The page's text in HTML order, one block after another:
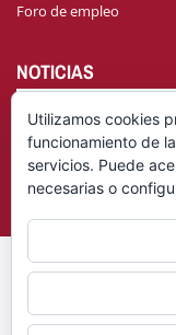
Foro de empleo
NOTICIAS
AGENDA
© Fundación General
Política de
Utilizamos cookies
funcionamiento de
servicios. Puede
necesarias o